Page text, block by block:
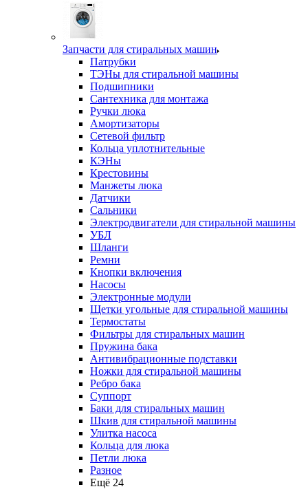
Запчасти для стиральных машин
Патрубки
ТЭНы для стиральной машины
Подшипники
Сантехника для монтажа
Ручки люка
Амортизаторы
Сетевой фильтр
Кольца уплотнительные
КЭНы
Крестовины
Манжеты люка
Датчики
Сальники
Электродвигатели для стиральной машины
УБЛ
Шланги
Ремни
Кнопки включения
Насосы
Электронные модули
Щетки угольные для стиральной машины
Термостаты
Фильтры для стиральных машин
Пружина бака
Антивибрационные подставки
Ножки для стиральной машины
Ребро бака
Суппорт
Баки для стиральных машин
Шкив для стиральной машины
Улитка насоса
Кольца для люка
Петли люка
Разное
Ещё 24